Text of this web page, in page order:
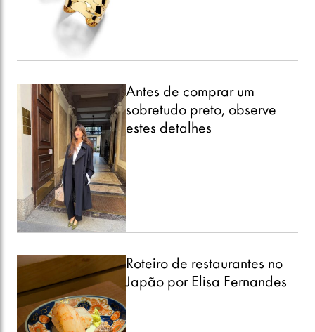
Antes de comprar um
sobretudo preto, observe
estes detalhes
Roteiro de restaurantes no
Japão por Elisa Fernandes